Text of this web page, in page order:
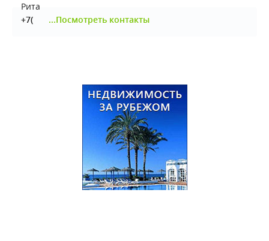
Рита
+7(
...Посмотреть контакты